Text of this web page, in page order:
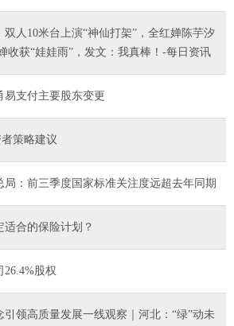
人10米台上演“神仙打架”，全红婵陈芋汐
收获“娃娃雨”，发文：我真棒！-每日资讯
易支付主要股东变更
策略建议
：前三季度国家标准关注度远超去年同期
适合的保险计划？
股权
引领高质量发展一线观察｜河北：“绿”动未